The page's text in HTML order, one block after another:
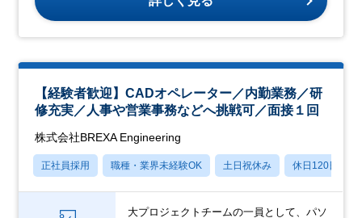
【経験者歓迎】CADオペレーター／内勤業務／研
修充実／人事や営業事務などへ挑戦可／面接１回
株式会社BREXA Engineering
正社員採用 職種・業界未経験OK 土日祝休み 休日120日以上
大プロジェクトチームの一員として、パソ